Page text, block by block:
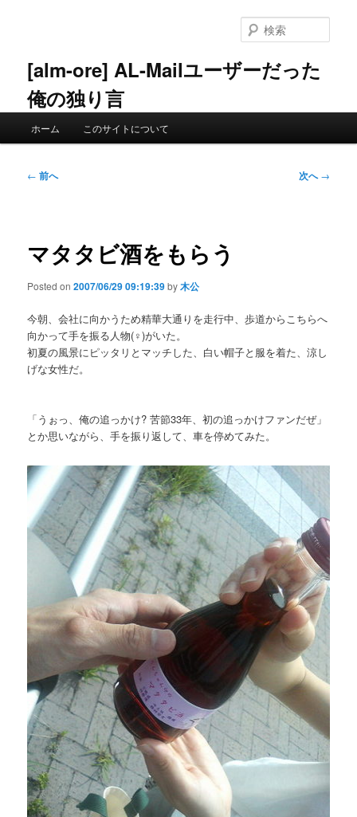
ン
へ
[alm-ore] AL-Mailユーザーだった
俺の独り言
索
ホーム このサイトについて
投
ー
ョ
← 前へ 次へ→
マタタビ酒をもらう
Posted on2007/06/29 09:19:39by木公
今朝、会社に向かうため精華大通りを走行中、歩道からこちらへ
向かって手を振る人物(♀)がいた。
初夏の風景にピッタリとマッチした、白い帽子と服を着た、涼し
げな女性だ。
「うぉっ、俺の追っかけ? 苦節33年、初の追っかけファンだぜ」
とか思いながら、手を振り返して、車を停めてみた。